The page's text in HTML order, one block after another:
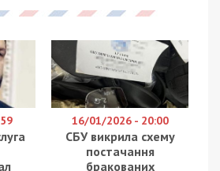
16/01/2026 - 20:00
СБУ викрила схему
постачання
бракованих